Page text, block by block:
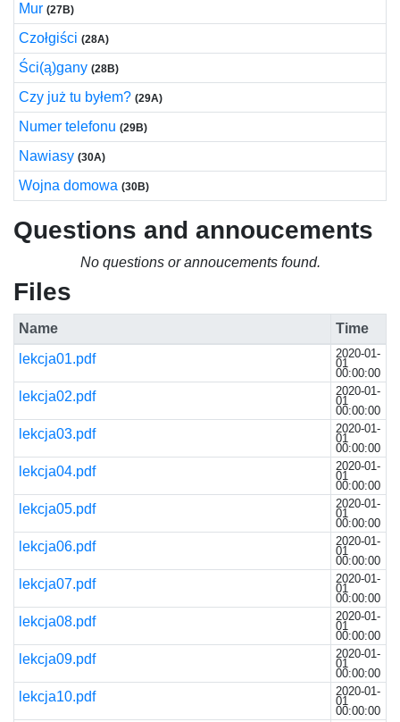
Mur (27B)
Czołgiści (28A)
Ści(ą)gany (28B)
Czy już tu byłem? (29A)
Numer telefonu (29B)
Nawiasy (30A)
Wojna domowa (30B)
Questions and annoucements
No questions or annoucements found.
Files
Name
Time
lekcja01.pdf
2020-01-
01
00:00:00
lekcja02.pdf 2020-01-
01
00:00:00
lekcja03.pdf 2020-01-
01
00:00:00
lekcja04.pdf 2020-01-
01
00:00:00
lekcja05.pdf 2020-01-
01
00:00:00
lekcja06.pdf 2020-01-
01
00:00:00
lekcja07.pdf 2020-01-
01
00:00:00
lekcja08.pdf 2020-01-
01
00:00:00
lekcja09.pdf 2020-01-
01
00:00:00
lekcja10.pdf 2020-01-
01
00:00:00